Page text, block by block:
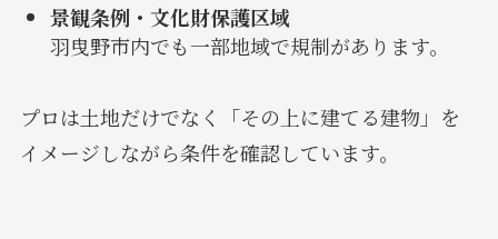
景観条例・文化財保護区域
羽曳野市内でも一部地域で規制があります。
プロは土地だけでなく「その上に建てる建物」を
イメージしながら条件を確認しています。